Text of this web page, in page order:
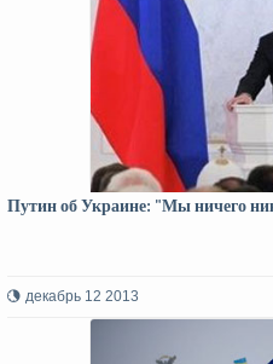
Путин об Украине: "Мы ничего
декабрь 12 2013